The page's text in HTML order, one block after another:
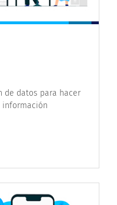
de datos para hacer